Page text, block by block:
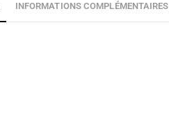
INFORMATIONS COMPLÉMENTAIRES